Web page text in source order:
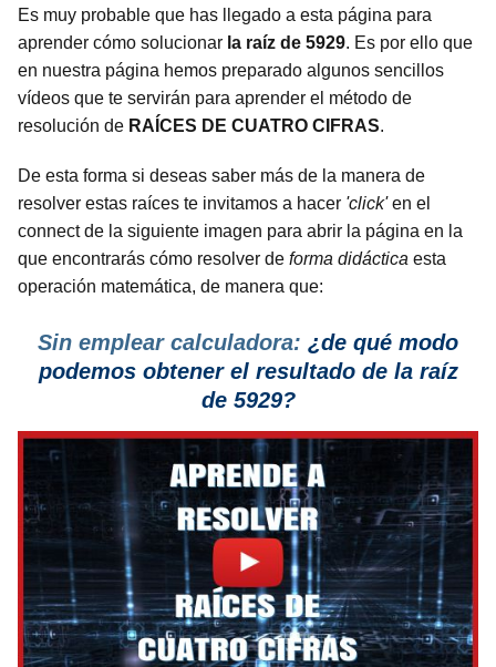
Es muy probable que has llegado a esta página para
aprender cómo solucionar la raíz de 5929. Es por ello que
en nuestra página hemos preparado algunos sencillos
vídeos que te servirán para aprender el método de
resolución de RAÍCES DE CUATRO CIFRAS.
De esta forma si deseas saber más de la manera de
resolver estas raíces te invitamos a hacer 'click'en el
connect de la siguiente imagen para abrir la página en la
que encontrarás cómo resolver de forma didáctica esta
operación matemática, de manera que:
Sin emplear calculadora: ¿de qué modo
podemos obtener el resultado de la raíz
de 5929?